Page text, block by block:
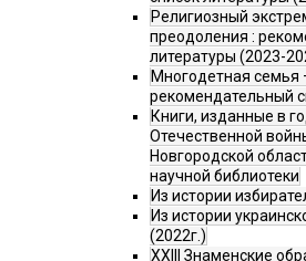
Религиозный
преодоления :
литературы (2023-
Многодетная семья
рекомендательный
Книги, изданные в
Отечественной
Новгородской
научной библиотеки
Из истории
Из истории
(2022г.)
XXIII Знаменские